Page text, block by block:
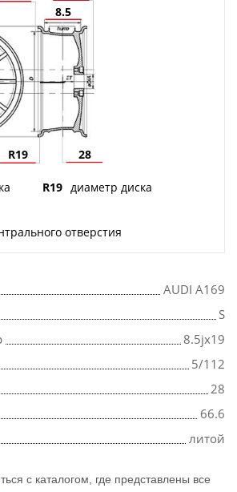
8.5
R19 28
R19 диаметр диска
отверстия
AUDI A169
S
8.5jx19
5/112
28
66.6
литой
с каталогом, где представлены все